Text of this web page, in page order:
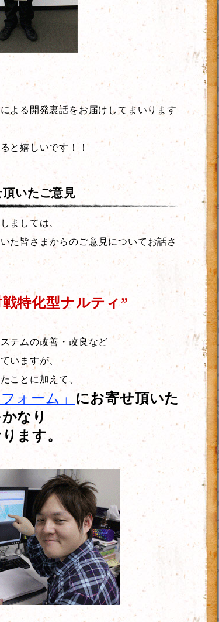
よる開発裏話をお届けしてまいります
と嬉しいです！！
いたご意見
ましては、
た皆さまからのご意見についてお話さ
戦特化型ナルティ”
テムの改善・改良など
いますが、
ことに加えて、
ォーム」 にお寄せ頂いた
なり
ます。